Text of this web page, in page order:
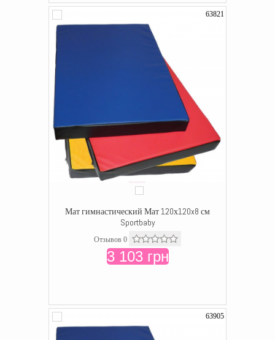
63821
Мат гимнастический Мат 120х120x8 см
Sportbaby
Отзывов 0
3 103 грн
63905